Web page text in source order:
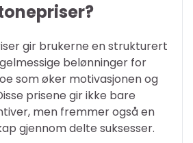
gir brukerne en strukturert
belønninger for
som øker motivasjonen og
prisene gir ikke bare
men fremmer også en
gjennom delte suksesser.